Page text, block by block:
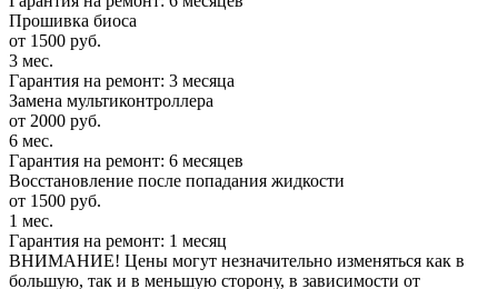
Прошивка биоса
от 1500 руб.
3 мес.
Гарантия на ремонт: 3 месяца
Замена мультиконтроллера
от 2000 руб.
6 мес.
Гарантия на ремонт: 6 месяцев
Восстановление после попадания жидкости
от 1500 руб.
1 мес.
Гарантия на ремонт: 1 месяц
ВНИМАНИЕ! Цены могут незначительно изменяться как в
большую, так и в меньшую сторону, в зависимости от